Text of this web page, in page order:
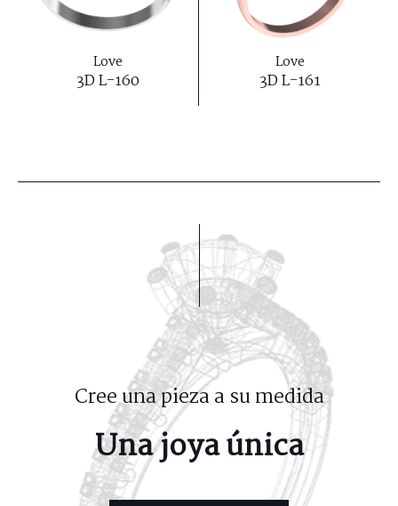
Love
3D L-160
Love
3D L-161
Cree una pieza a su medida
Una joya única